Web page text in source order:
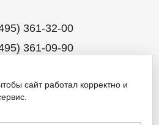
361-32-00
361-09-90
интернет-магазин
что данный интернет-сайт носит
сайт работал корректно и